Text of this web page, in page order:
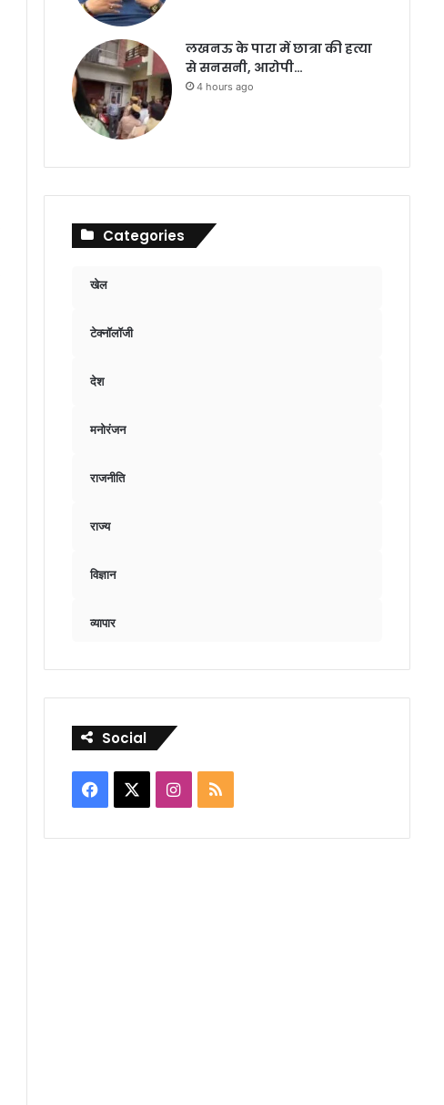
लखनऊ के पारा में छात्रा की हत्या
से सनसनी, आरोपी…
4 hours ago
Categories
खेल
टेक्नॉलॉजी
देश
मनोरंजन
राजनीति
राज्य
विज्ञान
व्यापार
Social
Facebook Instagram
RSS